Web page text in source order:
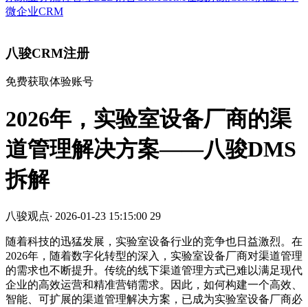
微企业CRM
八骏CRM注册
免费获取体验账号
2026年，实验室设备厂商的渠
道管理解决方案——八骏DMS
拆解
八骏观点· 2026-01-23 15:15:00 29
随着科技的迅猛发展，实验室设备行业的竞争也日益激烈。在
2026年，随着数字化转型的深入，实验室设备厂商对渠道管理
的需求也不断提升。传统的线下渠道管理方式已难以满足现代
企业的高效运营和精准营销需求。因此，如何构建一个高效、
智能、可扩展的渠道管理解决方案，已成为实验室设备厂商必